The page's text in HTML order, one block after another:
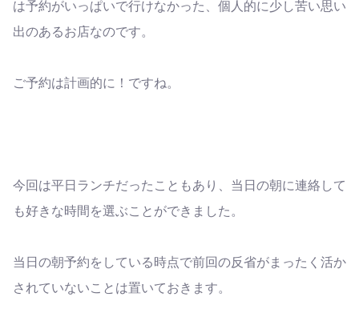
は予約がいっぱいで行けなかった、個人的に少し苦い思い
出のあるお店なのです。
ご予約は計画的に！ですね。
今回は平日ランチだったこともあり、当日の朝に連絡して
も好きな時間を選ぶことができました。
当日の朝予約をしている時点で前回の反省がまったく活か
されていないことは置いておきます。